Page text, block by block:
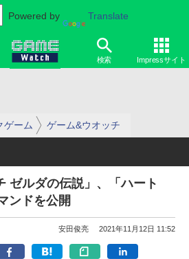
Powered by Translate
検索 Impressサイト
ゲーム ゲーム&ウオッチ
ゼルダの伝説」、「ハート
ンドを公開
安田俊亮 2021年11月12日 11:52